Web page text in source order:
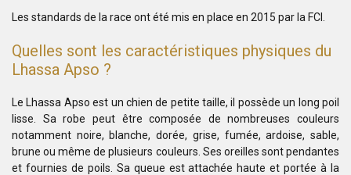
Les standards de la race ont été mis en place en 2015 par la FCI.
Quelles sont les caractéristiques physiques du
Lhassa Apso ?
Le Lhassa Apso est un chien de petite taille, il possède un long poil
lisse. Sa robe peut être composée de nombreuses couleurs
notamment noire, blanche, dorée, grise, fumée, ardoise, sable,
brune ou même de plusieurs couleurs. Ses oreilles sont pendantes
et fournies de poils. Sa queue est attachée haute et portée à la